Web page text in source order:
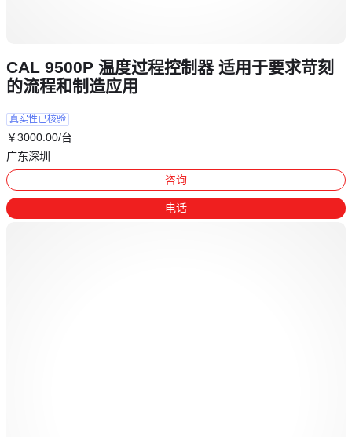
CAL 9500P 温度过程控制器 适用于要求苛刻
的流程和制造应用
真实性已核验
￥3000 .00/台
广东深圳
咨询
电话